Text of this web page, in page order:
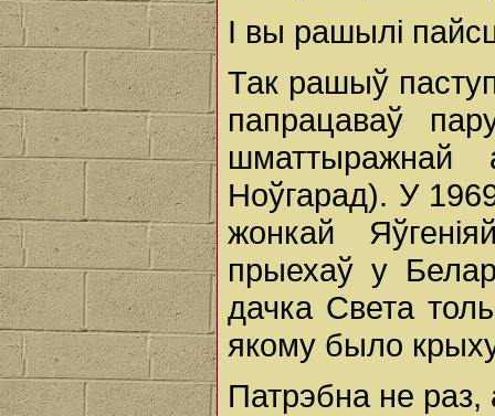
І вы рашылі
Так рашыў
папрацаваў
Ноўгарад). У
жонкай
прыехаў у
дачка Света
якому было
Патрэбна не раз,